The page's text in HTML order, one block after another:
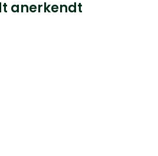
anerkendt